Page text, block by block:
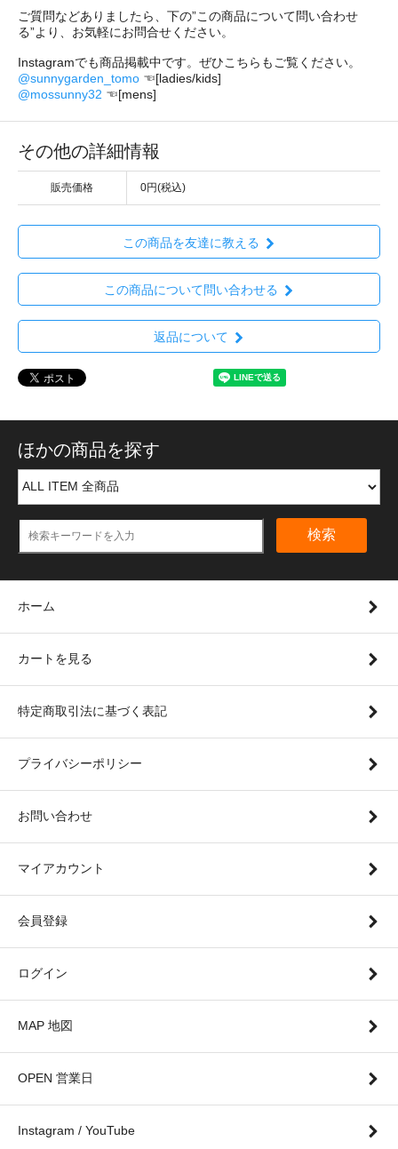
ご質問などありましたら、下の”この商品について問い合わせ
る”より、お気軽にお問合せください。
Instagramでも商品掲載中です。ぜひこちらもご覧ください。
@sunnygarden_tomo ☜[ladies/kids]
@mossunny32 ☜[mens]
その他の詳細情報
販売価格 0円(税込)
この商品を友達に教える
この商品について問い合わせる
返品について
ほかの商品を探す
検索
ホーム
カートを見る
特定商取引法に基づく表記
プライバシーポリシー
お問い合わせ
マイアカウント
会員登録
ログイン
MAP 地図
OPEN 営業日
Instagram / YouTube